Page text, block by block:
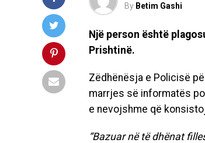
By Betim Gashi
Një person është
Prishtinë.
Zëdhënësja e Policisë
marrjes së informatës
e nevojshme që
“Bazuar në të dhënat